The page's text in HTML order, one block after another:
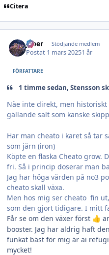
Citera
jeber Stödjande medlem
Postat 1 mars 20251 år
FÖRFATTARE
1 timme sedan, Stensson
Näe inte direkt, men
gällande salt som kanske
Har man cheato i karet så tar
som järn (iron)
Köpte en flaska Cheato grow.
fri. Så i princip doserar man
Jag har höga värden på no3
cheato skall växa.
Men hos mig ser cheato fin
som den gjort tidigare. I mitt
Får se om den växer först 👍
booster. Jag har aldrig haft
funkat bäst för mig är ai
mycket!